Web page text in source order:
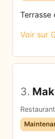
Voir sur
3.